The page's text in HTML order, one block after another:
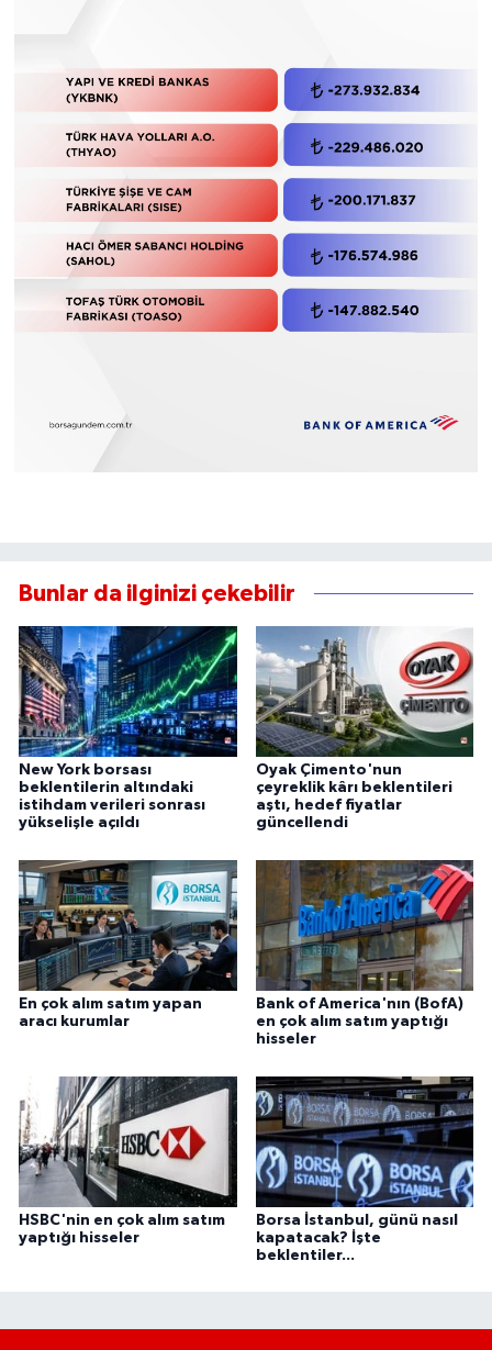
Bunlar da ilginizi çekebilir
New York borsası
beklentilerin altındaki
istihdam verileri sonrası
yükselişle açıldı
Oyak Çimento'nun
çeyreklik kârı beklentileri
aştı, hedef fiyatlar
güncellendi
En çok alım satım yapan
aracı kurumlar
Bank of America'nın (BofA)
en çok alım satım yaptığı
hisseler
HSBC'nin en çok alım satım
yaptığı hisseler
Borsa İstanbul, günü nasıl
kapatacak? İşte
beklentiler...